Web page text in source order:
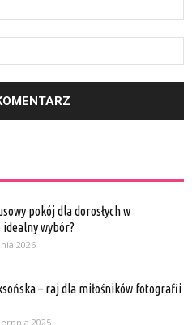
pokój dla dorosłych w
wybór?
2026
– raj dla miłośników fotografii
2025